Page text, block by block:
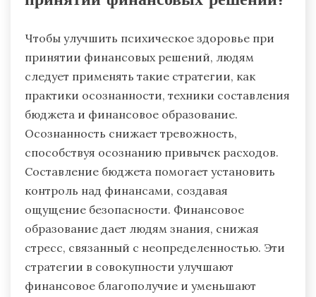
Чтобы улучшить психическое здоровье при
принятии финансовых решений, людям
следует применять такие стратегии, как
практики осознанности, техники составления
бюджета и финансовое образование.
Осознанность снижает тревожность,
способствуя осознанию привычек расходов.
Составление бюджета помогает установить
контроль над финансами, создавая
ощущение безопасности. Финансовое
образование дает людям знания, снижая
стресс, связанный с неопределенностью. Эти
стратегии в совокупности улучшают
финансовое благополучие и уменьшают